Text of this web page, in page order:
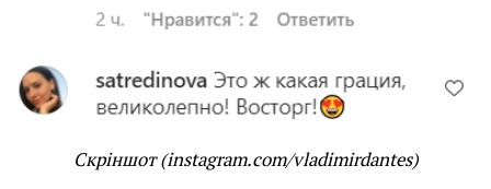
Скріншот (instagram.com/vladimirdantes)